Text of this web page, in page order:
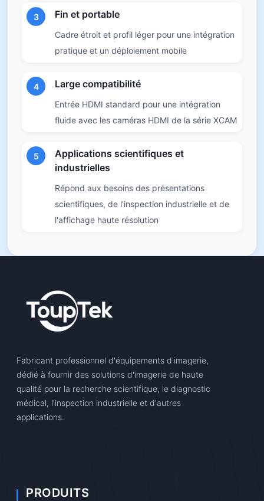
3 Fin et portable
Cadre étroit et profil léger pour une intégration
pratique et un déploiement mobile
4 Large compatibilité
Entrée HDMI standard pour une intégration
fluide avec les caméras HDMI de la série XCAM
5
Applications scientifiques et
industrielles
Répond aux besoins des présentations
scientifiques, de l'inspection industrielle et de
l'affichage haute résolution
Fabricant professionnel d'équipements d'imagerie,
dédié à fournir des solutions d'imagerie de haute
qualité pour la recherche scientifique, le diagnostic
médical, l'inspection industrielle et d'autres
applications.
PRODUITS